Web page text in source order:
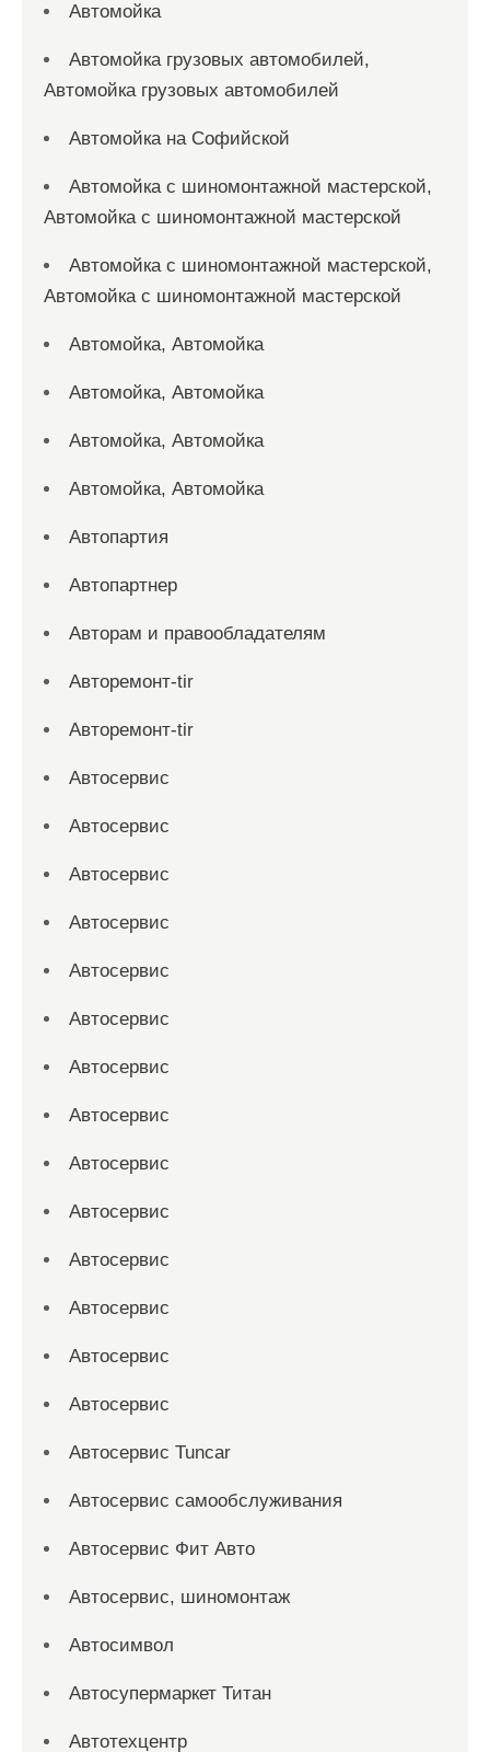
Автомойка
Автомойка грузовых автомобилей,
Автомойка грузовых автомобилей
Автомойка на Софийской
Автомойка с шиномонтажной мастерской,
Автомойка с шиномонтажной мастерской
Автомойка с шиномонтажной мастерской,
Автомойка с шиномонтажной мастерской
Автомойка, Автомойка
Автомойка, Автомойка
Автомойка, Автомойка
Автомойка, Автомойка
Автопартия
Автопартнер
Авторам и правообладателям
Авторемонт-tir
Авторемонт-tir
Автосервис
Автосервис
Автосервис
Автосервис
Автосервис
Автосервис
Автосервис
Автосервис
Автосервис
Автосервис
Автосервис
Автосервис
Автосервис
Автосервис
Автосервис Tuncar
Автосервис самообслуживания
Автосервис Фит Авто
Автосервис, шиномонтаж
Автосимвол
Автосупермаркет Титан
Автотехцентр